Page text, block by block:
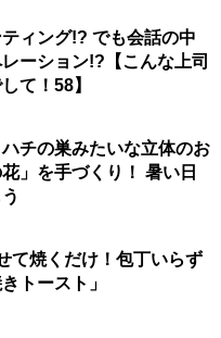
ィング!? でも会話の中
ーション!?【こんな上司
して！58】
ハチの巣みたいな立体のお
」を手づくり！ 暑い日
て焼くだけ！包丁いらず
トースト」